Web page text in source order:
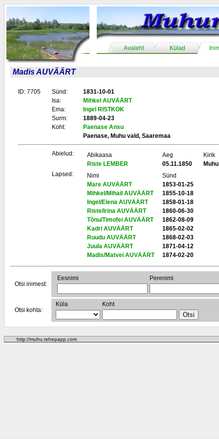
Avaleht Külad
Madis AUVÄÄRT
ID: 7705 Sünd:
1831-10-01
Isa:
Mihkel AUVÄÄRT
Ema:
Ingel RISTKOK
Surm:
1889-04-23
Koht:
Paenase Ansu
Paenase, Muhu vald, Saaremaa
Abielud: Abikaasa Aeg
Kirik
Riste LEMBER
05.11.1850
Muhu
Lapsed:
Nimi
Sünd
Mare AUVÄÄRT
1853-01-25
Mihkel/Mihail AUVÄÄRT
1855-10-18
Ingel/Elena AUVÄÄRT
1858-01-18
Riste/Irina AUVÄÄRT
1860-06-30
Tõnu/Timofei AUVÄÄRT
1862-08-09
Kadri AUVÄÄRT
1865-02-02
Ruudu AUVÄÄRT
1868-02-03
Juula AUVÄÄRT
1871-04-12
Madis/Matvei AUVÄÄRT
1874-02-20
Otsi inimest:
Eesnimi Perenimi
Otsi kohta:
Küla Koht
http://muhu.rehepapp.com